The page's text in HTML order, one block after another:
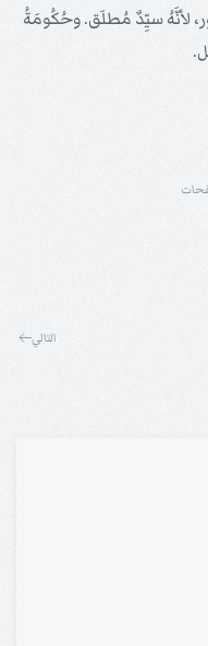
لأنَّهُ سيِّدٌ مُطلَق. وحُكُومَةُ
التالي